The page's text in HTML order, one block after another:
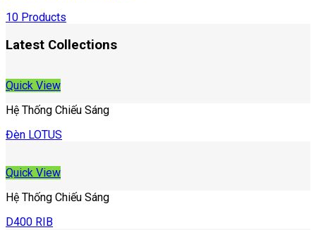
10 Products
Latest Collections
Quick View
Hệ Thống Chiếu Sáng
Đèn LOTUS
Quick View
Hệ Thống Chiếu Sáng
D400 RIB